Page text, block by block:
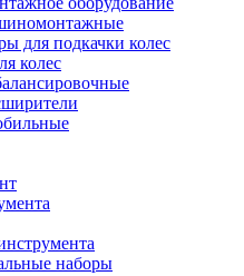
для подкачки колес
колес
наборы